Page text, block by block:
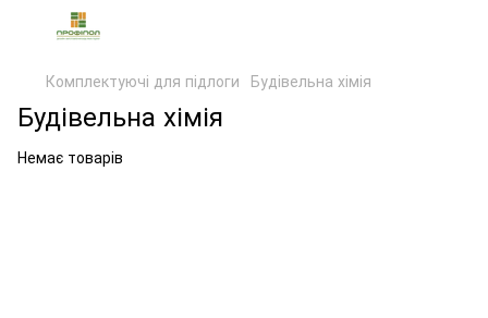
Комплектуючі для підлоги Будівельна хімія
Будівельна хімія
Немає товарів